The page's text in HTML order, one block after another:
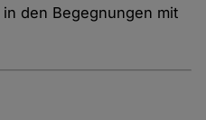
den Begegnungen mit